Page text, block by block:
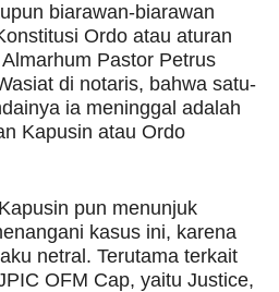
biarawan-biarawan
Ordo atau aturan
Pastor Petrus
di notaris, bahwa satu-
ia meninggal adalah
Kapusin atau Ordo
pun menunjuk
kasus ini, karena
netral. Terutama terkait
OFM Cap, yaitu Justice,